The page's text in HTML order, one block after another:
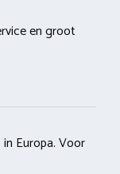
en groot
Europa. Voor